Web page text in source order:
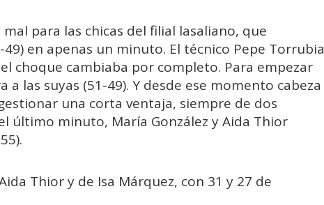
para las chicas del filial lasaliano, que
en apenas un minuto. El técnico Pepe Torrubia
choque cambiaba por completo. Para empezar
las suyas (51-49). Y desde ese momento cabeza
una corta ventaja, siempre de dos
último minuto, María González y Aida Thior
Thior y de Isa Márquez, con 31 y 27 de